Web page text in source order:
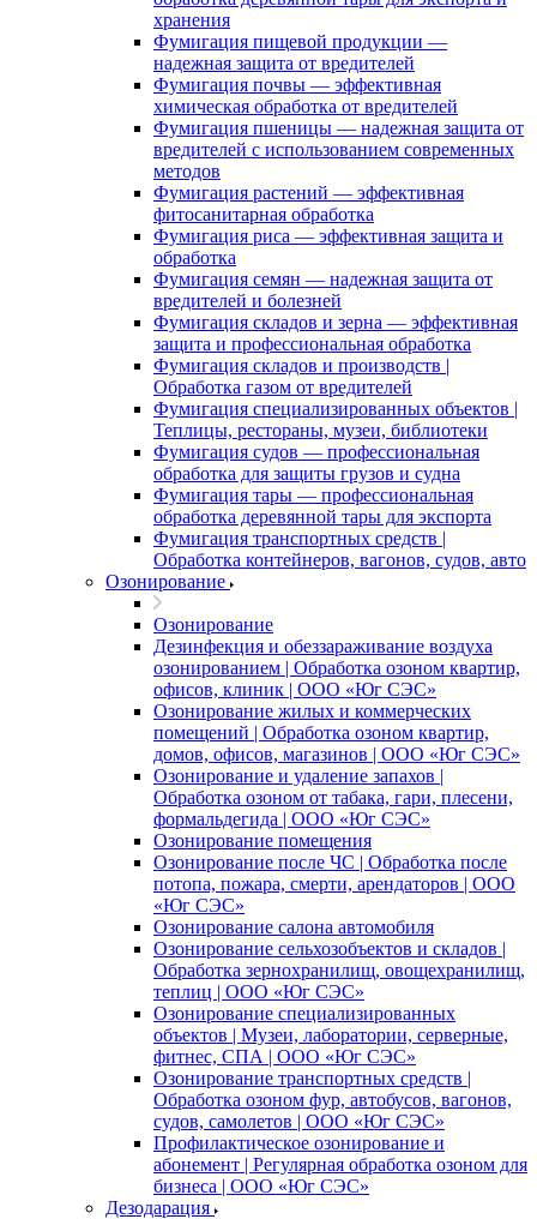
хранения
Фумигация пищевой продукции —
надежная защита от вредителей
Фумигация почвы — эффективная
химическая обработка от вредителей
Фумигация пшеницы — надежная защита от
вредителей с использованием современных
методов
Фумигация растений — эффективная
фитосанитарная обработка
Фумигация риса — эффективная защита и
обработка
Фумигация семян — надежная защита от
вредителей и болезней
Фумигация складов и зерна — эффективная
защита и профессиональная обработка
Фумигация складов и производств |
Обработка газом от вредителей
Фумигация специализированных объектов |
Теплицы, рестораны, музеи, библиотеки
Фумигация судов — профессиональная
обработка для защиты грузов и судна
Фумигация тары — профессиональная
обработка деревянной тары для экспорта
Фумигация транспортных средств |
Обработка контейнеров, вагонов, судов, авто
Озонирование
Озонирование
Дезинфекция и обеззараживание воздуха
озонированием | Обработка озоном квартир,
офисов, клиник | ООО «Юг СЭС»
Озонирование жилых и коммерческих
помещений | Обработка озоном квартир,
домов, офисов, магазинов | ООО «Юг СЭС»
Озонирование и удаление запахов |
Обработка озоном от табака, гари, плесени,
формальдегида | ООО «Юг СЭС»
Озонирование помещения
Озонирование после ЧС | Обработка после
потопа, пожара, смерти, арендаторов | ООО
«Юг СЭС»
Озонирование салона автомобиля
Озонирование сельхозобъектов и складов |
Обработка зернохранилищ, овощехранилищ,
теплиц | ООО «Юг СЭС»
Озонирование специализированных
объектов | Музеи, лаборатории, серверные,
фитнес, СПА | ООО «Юг СЭС»
Озонирование транспортных средств |
Обработка озоном фур, автобусов, вагонов,
судов, самолетов | ООО «Юг СЭС»
Профилактическое озонирование и
абонемент | Регулярная обработка озоном для
бизнеса | ООО «Юг СЭС»
Дезодарация